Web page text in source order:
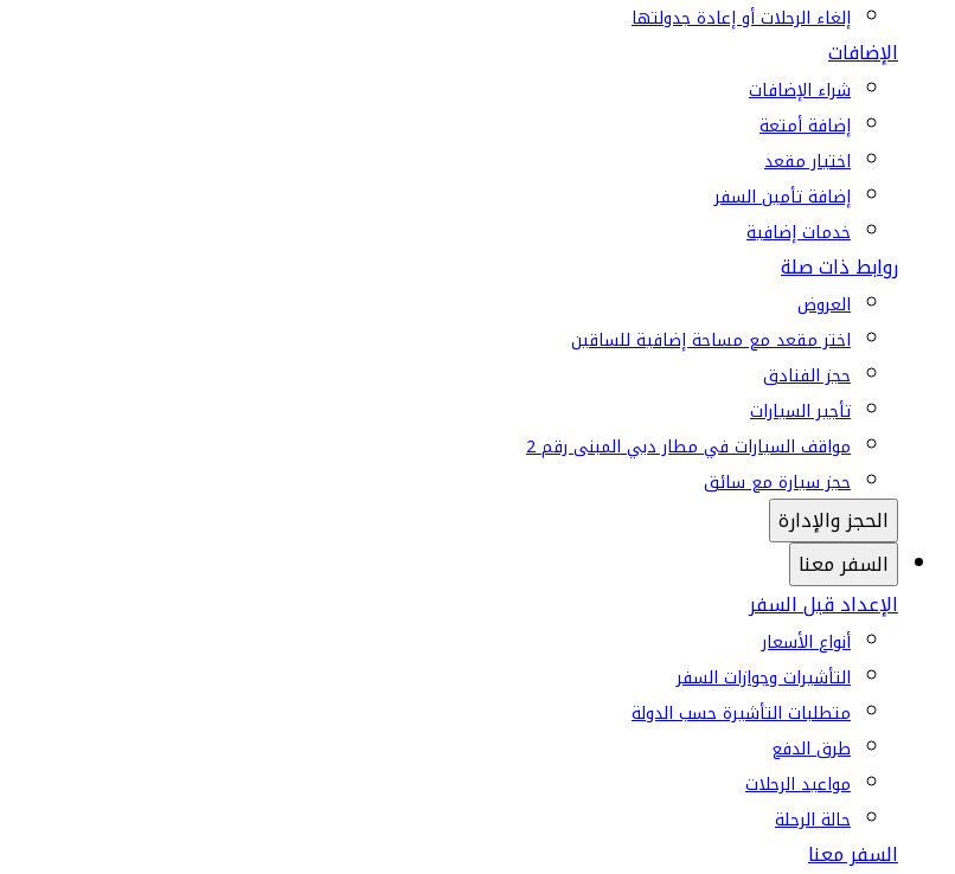
إلغاء الرحلات أو إعادة جدولتها
الإضافات
شراء الإضافات
إضافة أمتعة
اختيار مقعد
إضافة تأمين السفر
خدمات إضافية
روابط ذات صلة
العروض
اختر مقعد مع مساحة إضافية للساقين
حجز الفنادق
تأجير السيارات
مواقف السيارات في مطار دبي المبنى رقم 2
حجز سيارة مع سائق
الحجز والإدارة
السفر معنا
الإعداد قبل السفر
أنواع الأسعار
التأشيرات وجوازات السفر
متطلبات التأشيرة حسب الدولة
طرق الدفع
مواعيد الرحلات
حالة الرحلة
السفر معنا